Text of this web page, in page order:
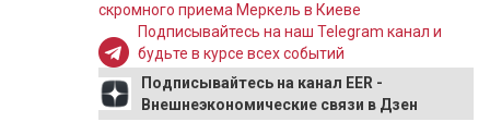
скромного приема Меркель в Киеве
Подписывайтесь на наш Telegram канал и
будьте в курсе всех событий
Подписывайтесь на канал EER -
Внешнеэкономические связи в Дзен